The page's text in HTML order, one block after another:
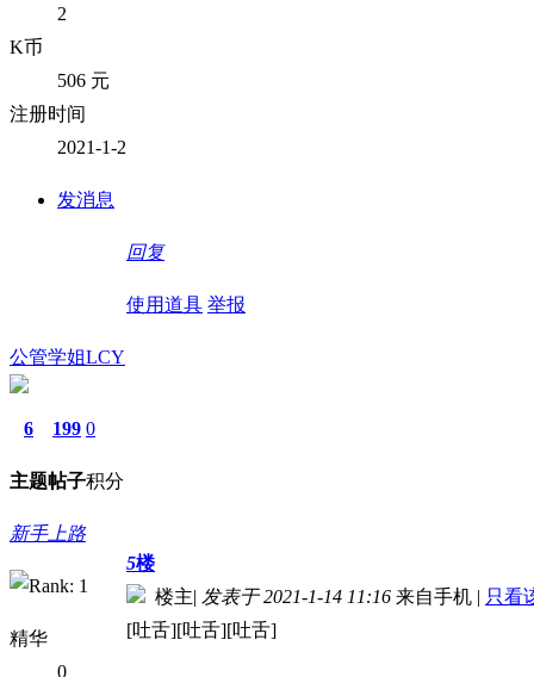
2
K币
506 元
注册时间
2021-1-2
发消息
回复
使用道具 举报
公管学姐LCY
6
主题
199
帖子
0
积分
新手上路
精华
0
5楼
楼主| 发表于 2021-1-14 11:16 来自手机 | 只看
[吐舌][吐舌][吐舌]